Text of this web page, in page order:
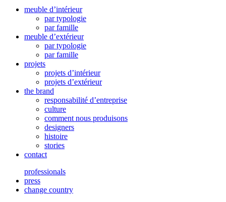
meuble d’intérieur
par typologie
par famille
meuble d’extérieur
par typologie
par famille
projets
projets d’intérieur
projets d’extérieur
the brand
responsabilité d’entreprise
culture
comment nous produisons
designers
histoire
stories
contact
professionals
press
change country